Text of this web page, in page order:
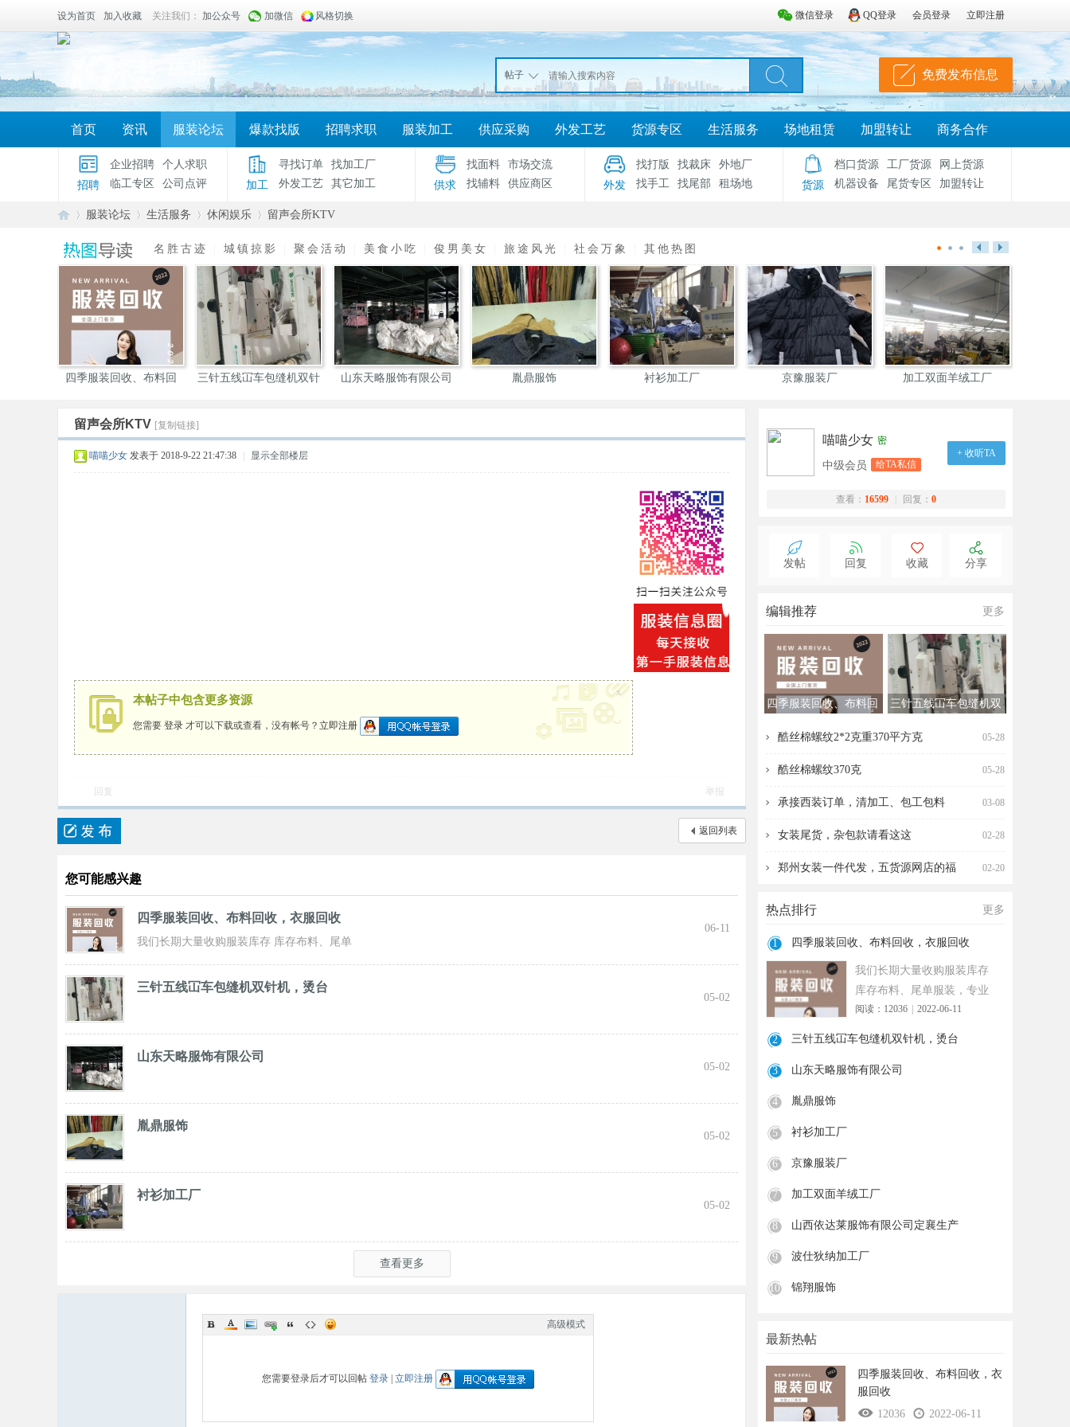
微信登录 QQ登录 会员登录 立即注册
设为首页 加入收藏 关注我们： 加公众号 加微信 风格切换
帖子 免费发布信息
首页 资讯 服装论坛 爆款找版 招聘求职 服装加工 供应采购 外发工艺 货源专区 生活服务 场地租赁 加盟转让 商务合作
招聘
企业招聘
个人求职
临工专区
公司点评 加工
寻找订单
找加工厂
外发工艺
其它加工 供求
找面料
市场交流
找辅料
供应商区 外发
找打版 找裁床
外地厂
找手工
找尾部 租场地 货源
档口货源 工厂货源
网上货源
机器设备
尾货专区 加盟转让
装
»
服装论坛 生活服务 休闲娱乐
›
留声会所KTV
名胜古迹 城镇掠影 聚会活动 美食小吃 俊男美女 旅途风光 社会万象 其他热图
四季服装回收、布料回
三针五线冚车包缝机双针
山东天略服饰有限公司 胤鼎服饰 衬衫加工厂 京豫服装厂 加工双面羊绒工厂
留声会所KTV [复制链接]
喵喵少女 发表于 2018-9-22 21:47:38 显示全部楼层
本帖子中包含更多资源
您需要 登录 才可以下载或查看，没有帐号？ 立即注册
x
回复 举报
返回列表
您可能感兴趣
四季服装回收、布料回收，衣服回收
我们长期大量收购服装库存 库存布料、尾单
服装，专业诚信共赢， 实力雄厚 ！ 长期面向
06-11
三针五线冚车包缝机双针机，烫台
05-02
山东天略服饰有限公司
05-02
胤鼎服饰
05-02
衬衫加工厂
05-02
查看更多
高级模式
您需要登录后才可以回帖 登录 立即注册
喵喵少女 密
中级会员 给TA私信
+ 收听TA
查看： 16599 回复： 0
发帖 回复 收藏 分享
编辑推荐 更多
四季服装回收、布料回
三针五线冚车包缝机双
酷丝棉螺纹2*2克重370平方克
05-28
酷丝棉螺纹370克 05-28
承接西装订单，清加工、包工包料 03-08
女装尾货，杂包款请看这这 02-28
郑州女装一件代发，五货源网店的福 02-20
热点排行 更多
1 四季服装回收、布料回收，衣服回收
我们长期大量收购服装库存
库存布料、尾单服装，专业
诚信共赢， 实力雄厚 ！ 长期
面向
阅读：12036 2022-06-11
2 三针五线冚车包缝机双针机，烫台
3 山东天略服饰有限公司
4 胤鼎服饰
5 衬衫加工厂
6 京豫服装厂
7 加工双面羊绒工厂
8 山西依达莱服饰有限公司定襄生产
9 波仕狄纳加工厂
10 锦翔服饰
最新热帖
四季服装回收、布料回收，衣
服回收
12036
2022-06-11